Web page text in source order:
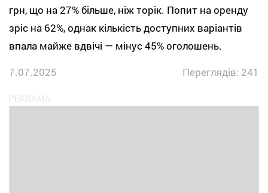
грн, що на 27% більше, ніж торік. Попит на оренду
зріс на 62%, однак кількість доступних варіантів
впала майже вдвічі — мінус 45% оголошень.
7.07.2025
Переглядів: 241